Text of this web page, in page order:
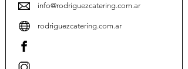
info@rodriguezcatering.com.ar
rodriguezcatering.com.ar